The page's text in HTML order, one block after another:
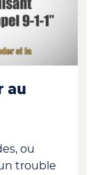
au
ou
trouble